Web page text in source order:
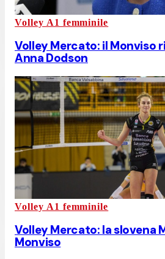
Volley A1 femminile
Volley Mercato: il Monviso
Anna Dodson
Volley A1 femminile
Volley Mercato: la slovena
Monviso